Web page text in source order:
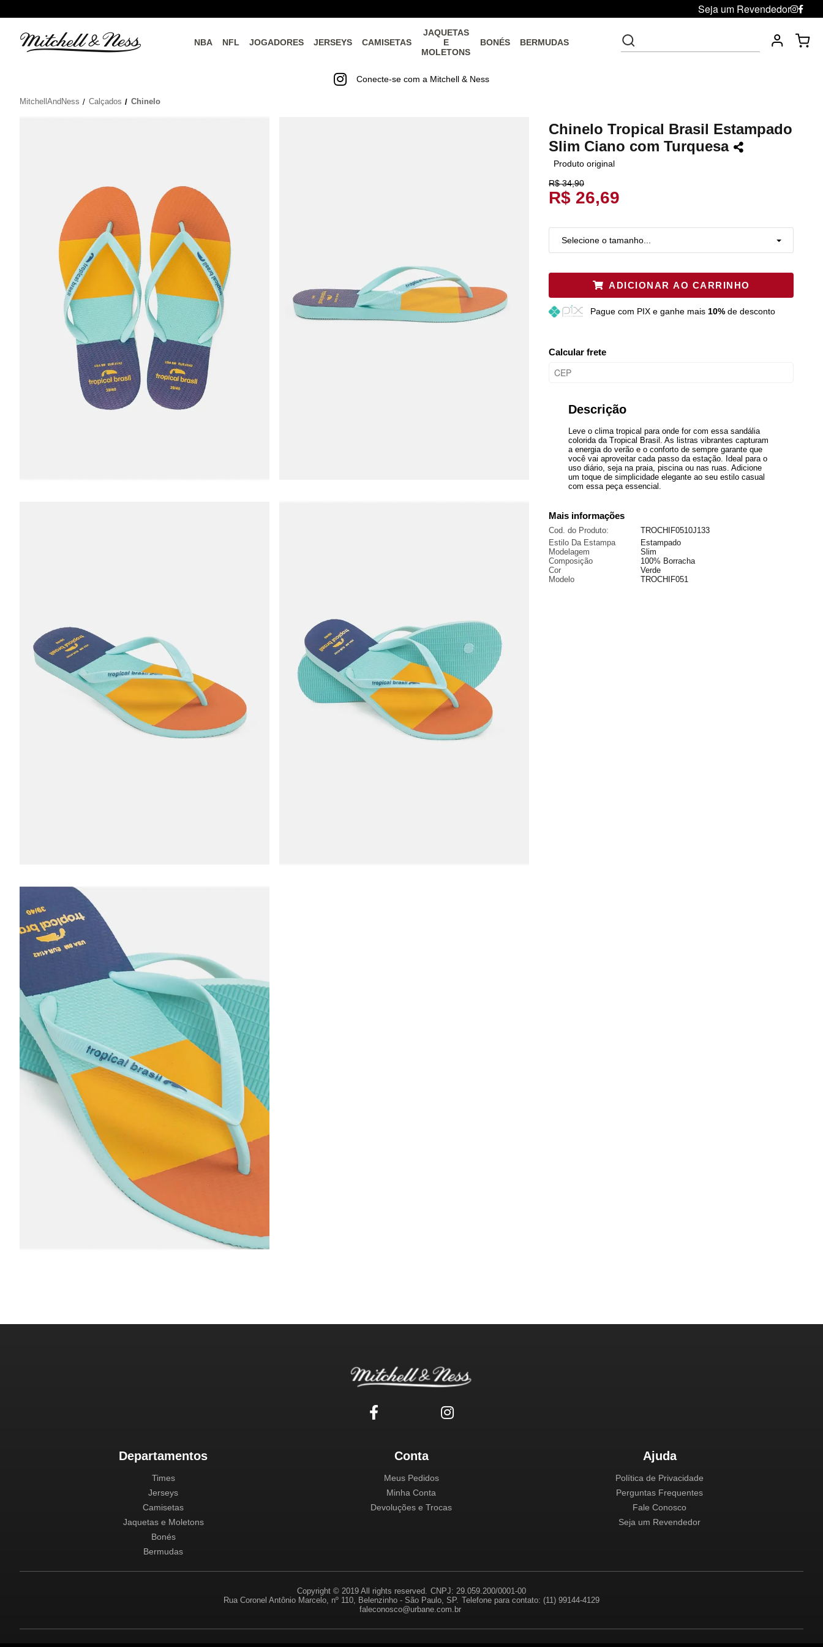
Seja um Revendedor
NBA NFL JOGADORES JERSEYS CAMISETAS
JAQUETAS
E
MOLETONS
BONÉS BERMUDAS
Conecte-se com a Mitchell & Ness
MitchellAndNess Calçados Chinelo
Chinelo Tropical Brasil Estampado
Slim Ciano com Turquesa
Produto original
R$ 34,90
R$ 26,69
Selecione o tamanho...
Resta 1 item
37 Esgotado
ADICIONAR AO CARRINHO
Pague com PIX e ganhe mais 10%de desconto
Calcular frete
Descrição
Leve o clima tropical para onde for com essa sandália
colorida da Tropical Brasil. As listras vibrantes capturam
a energia do verão e o conforto de sempre garante que
você vai aproveitar cada passo da estação. Ideal para o
uso diário, seja na praia, piscina ou nas ruas. Adicione
um toque de simplicidade elegante ao seu estilo casual
com essa peça essencial.
Mais informações
Cod. do Produto:
TROCHIF0510J133
Estilo Da Estampa
Estampado
Modelagem
Slim
Composição
100% Borracha
Cor
Verde
Modelo
TROCHIF051
Departamentos
Times
Jerseys
Camisetas
Jaquetas e Moletons
Bonés
Bermudas
Conta
Meus Pedidos
Minha Conta
Devoluções e Trocas
Ajuda
Política de Privacidade
Perguntas Frequentes
Fale Conosco
Seja um Revendedor
Copyright © 2019 All rights reserved. CNPJ: 29.059.200/0001-00
Rua Coronel Antônio Marcelo, nº 110, Belenzinho - São Paulo, SP. Telefone para contato: (11) 99144-4129
faleconosco@urbane.com.br